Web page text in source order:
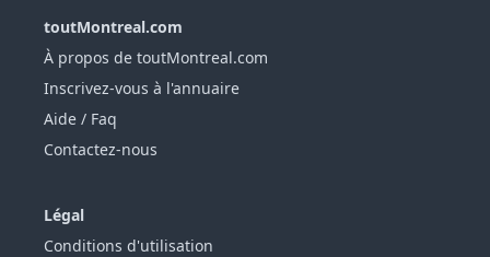
toutMontreal.com
À propos de toutMontreal.com
Inscrivez-vous à l'annuaire
Aide / Faq
Contactez-nous
Légal
Conditions d'utilisation